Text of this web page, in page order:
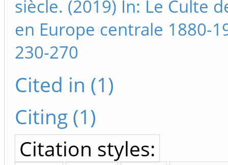
siècle. (2019) In: Le Culte
en Europe centrale 1880-
230-270
Cited in (1)
Citing (1)
Citation styles: